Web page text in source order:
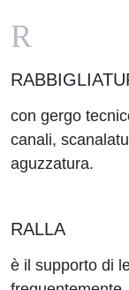
R
con gergo
canali,
aguzzatura.
RALLA
è il supporto di